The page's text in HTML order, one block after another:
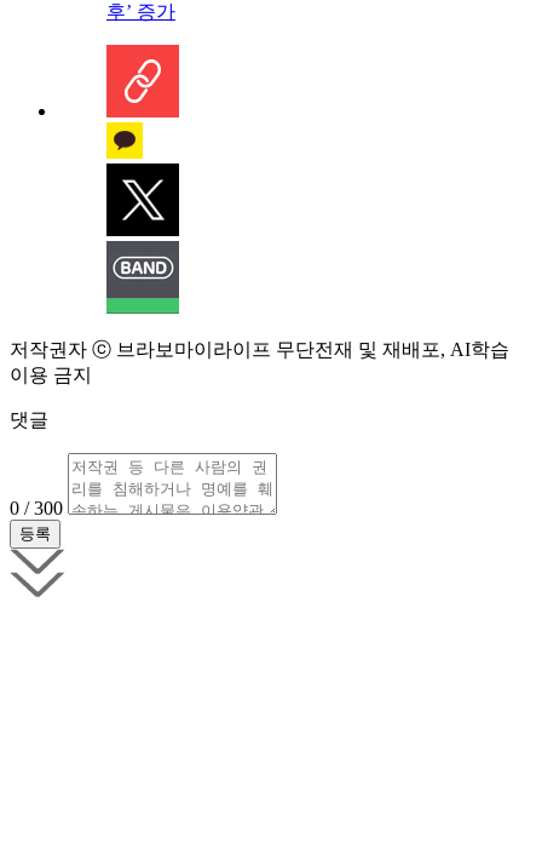
후’ 증가
저작권자 ⓒ 브라보마이라이프 무단전재 및 재배포, AI학습
이용 금지
댓글
0 / 300